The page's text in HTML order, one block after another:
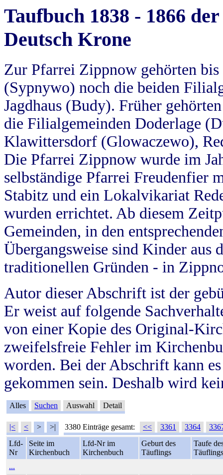
Taufbuch 1838 - 1866
Deutsch Krone
Zur Pfarrei Zippnow gehörten
(Sypnywo) noch die beiden
Jagdhaus (Budy). Früher
die Filialgemeinden Doderlage
Klawittersdorf (Glowaczewo),
Die Pfarrei Zippnow wurde im
selbständige Pfarrei Freudenfier
Stabitz und ein Lokalvikariat
wurden errichtet. Ab diesem
Gemeinden, in den
Übergangsweise sind Kinder aus
traditionellen Gründen - in
Autor dieser Abschrift ist der
Er weist auf folgende
von einer Kopie des Original-
zweifelsfreie Fehler im
worden. Bei der Abschrift kann
gekommen sein. Deshalb wird
Alles Suchen Auswahl Detail
|< < > >| 3380 Einträge gesamt: << 3361 3364
Lfd-
Nr
Seite im
Kirchenbuch
Lfd-Nr im
Kirchenbuch
Geburt des
Täuflings
Taufe
Täuflings
...